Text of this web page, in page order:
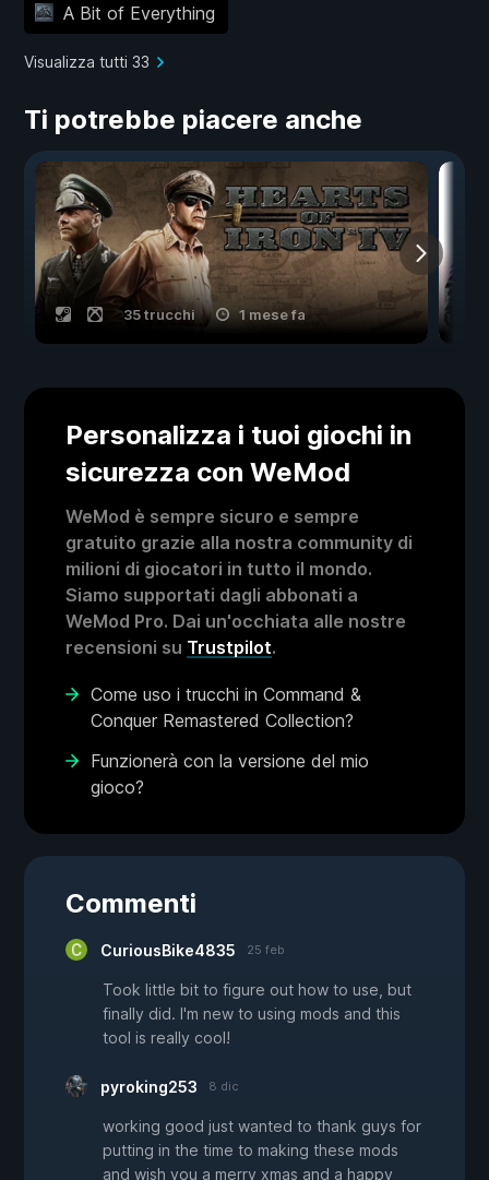
A Bit of Everything
Visualizza tutti 33
Ti potrebbe piacere anche
35 trucchi 1 mese fa
Personalizza i tuoi giochi in
sicurezza con WeMod
WeMod è sempre sicuro e sempre
gratuito grazie alla nostra community di
milioni di giocatori in tutto il mondo.
Siamo supportati dagli abbonati a
WeMod Pro. Dai un'occhiata alle nostre
recensioni su Trustpilot.
Come uso i trucchi in Command &
Conquer Remastered Collection?
Funzionerà con la versione del mio
gioco?
Commenti
CuriousBike4835 25 feb
Took little bit to figure out how to use, but
finally did. I'm new to using mods and this
tool is really cool!
pyroking253 8 dic
working good just wanted to thank guys for
putting in the time to making these mods
and wish you a merry xmas and a happy